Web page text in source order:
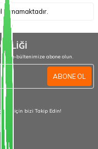
e-bültenimize abone olun.
ABONE OL
için bizi Takip Edin!